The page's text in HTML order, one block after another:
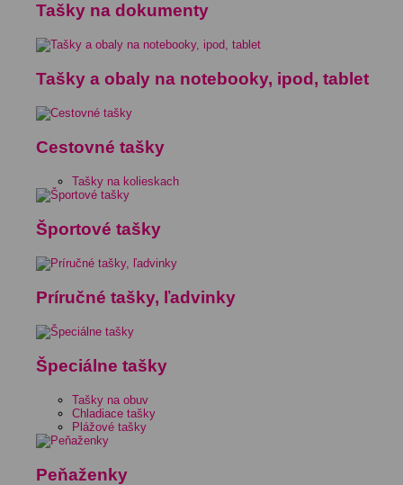
Tašky na dokumenty
Tašky a obaly na notebooky, ipod, tablet
Cestovné tašky
Tašky na kolieskach
Športové tašky
Príručné tašky, ľadvinky
Špeciálne tašky
Tašky na obuv
Chladiace tašky
Plážové tašky
Peňaženky